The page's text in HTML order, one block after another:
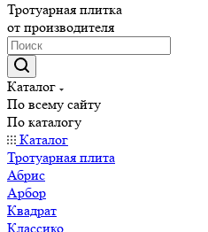
Тротуарная плитка
от производителя
Каталог
По всему сайту
По каталогу
Каталог
Тротуарная плита
Абрис
Арбор
Квадрат
Классико